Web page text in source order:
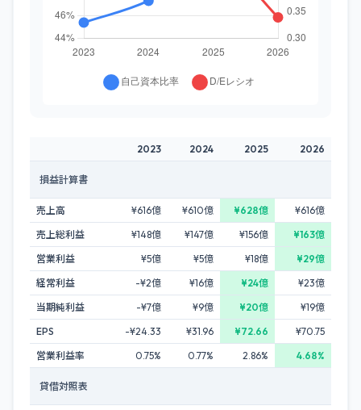
2023 2024 2025 2026
損益計算書
売上高 ¥616億 ¥610億 ¥628億
¥616億
売上総利益
¥148億 ¥147億 ¥156億
¥163億
営業利益
¥5億 ¥5億 ¥18億
¥29億
経常利益
-¥2億 ¥16億 ¥24億
¥23億
当期純利益
-¥7億 ¥9億 ¥20億
¥19億
EPS
-¥24.33 ¥31.96 ¥72.66
¥70.75
営業利益率
0.75% 0.77% 2.86% 4.68%
貸借対照表